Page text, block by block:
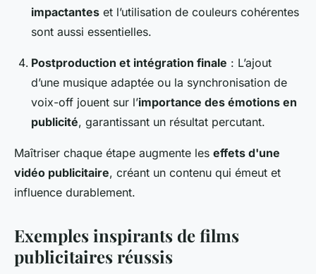
impactantes et l’utilisation de couleurs cohérentes
sont aussi essentielles.
Postproduction et intégration finale : L’ajout
d’une musique adaptée ou la synchronisation de
voix-off jouent sur l’importance des émotions en
publicité, garantissant un résultat percutant.
Maîtriser chaque étape augmente les effets d'une
vidéo publicitaire, créant un contenu qui émeut et
influence durablement.
Exemples inspirants de films
publicitaires réussis